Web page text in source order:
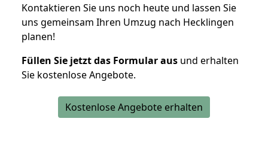
Kontaktieren Sie uns noch heute und lassen Sie
uns gemeinsam Ihren Umzug nach Hecklingen
planen!
Füllen Sie jetzt das Formular aus und erhalten
Sie kostenlose Angebote.
Kostenlose Angebote erhalten